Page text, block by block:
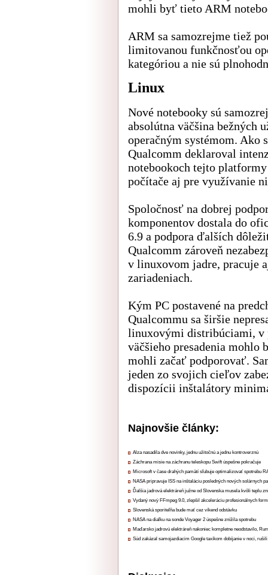
mohli byť tieto ARM
ARM sa samozrejme tiež
limitovanou funkčnosťou
kategóriou a nie sú
Linux
Nové notebooky sú
absolútna väčšina bežných
operačným systémom. Ako
Qualcomm deklaroval
notebookoch tejto
počítače aj pre využívanie
Spoločnosť na dobrej
komponentov dostala do
6.9 a podpora ďalších
Qualcomm zároveň
v linuxovom jadre, pracuje
zariadeniach.
Kým PC postavené na
Qualcommu sa širšie
linuxovými distribúciami, v
väčšieho presadenia
mohli začať podporovať.
jeden zo svojich cieľov
dispozícii inštalátory
Najnovšie články:
Alza nasadila dve novinky, jednu užitočnú a jednu kontroverznú
Záchrana misie na záchranu teleskopu Swift úspešne pokračuje
Microsoft v čase drahých pamätí sľubuje optimalizovať spotrebu
NASA pripravuje ISS na inštaláciu posledných nových solárnych
Ďalšia jadrová elektráreň južne od Slovenska musela kvôli teplu
Vydaný nový FFmpeg 9.0, zlepšil akceleráciu profesionálnych
Slovenská sporiteľňa bude mať cez víkend odstávku
NASA na diaľku na sonde Voyager 2 úspešne znížila spotrebu
Maďarsko jadrovú elektráreň nakoniec kompletne neodstavilo,
Súd zakázal samojazdiacim Google taxíkom dobíjanie v noci,